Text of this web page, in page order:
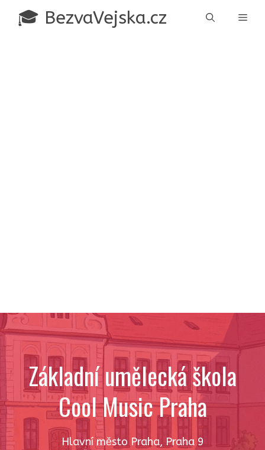
Přeskočit🎓 BezvaVejska.cz
Základní umělecká škola
Cool Music Praha
Hlavní město Praha, Praha 9